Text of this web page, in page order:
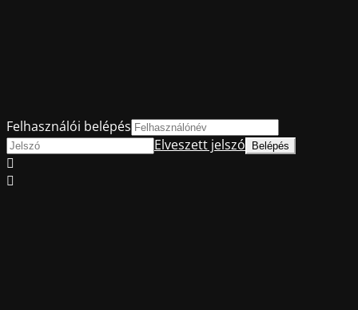
Felhasználói belépés
Elveszett jelszó